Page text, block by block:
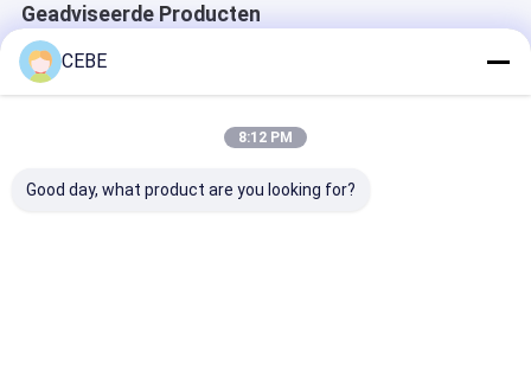
Geadviseerde Producten
CEBE
8:12 PM
Good day, what product are you looking for?